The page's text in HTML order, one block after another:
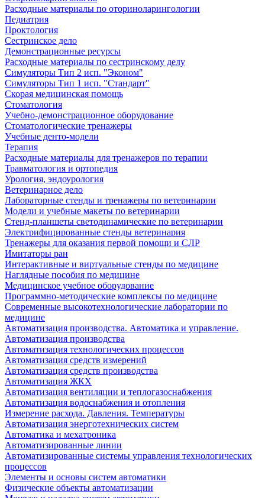
Расходные материалы по оториноларингологии
Педиатрия
Проктология
Сестринское дело
Демонстрационные ресурсы
Расходные материалы по сестринскому делу
Симуляторы Тип 2 исп. "Эконом"
Симуляторы Тип 1 исп. "Стандарт"
Скорая медицинская помощь
Стоматология
Учебно-демонстрационное оборудование
Стоматологические тренажеры
Учебные денто-модели
Терапия
Расходные материалы для тренажеров по терапии
Травматология и ортопедия
Урология, эндоурология
Ветеринарное дело
Лабораторные стенды и тренажеры по ветеринарии
Модели и учебные макеты по ветеринарии
Стенд-планшеты светодинамические по ветеринарии
Электрифицированные стенды ветеринария
Тренажеры для оказания первой помощи и СЛР
Имитаторы ран
Интерактивные и виртуальные стенды по медицине
Наглядные пособия по медицине
Медицинское учебное оборудование
Программно-методические комплексы по медицине
Современные высокотехнологические лаборатории по
медицине
Автоматизация производства. Автоматика и управление.
Автоматизация производства
Автоматизация технологических процессов
Автоматизация средств измерений
Автоматизация средств производства
Автоматизация ЖКХ
Автоматизация вентиляции и теплогазоснабжения
Автоматизация водоснабжения и отопления
Измерение расхода. Давления. Температуры
Автоматизация энерготехнических систем
Автоматика и мехатроника
Автоматизированные линии
Автоматизированные системы управления технологических
процессов
Элементы и основы систем автоматики
Физические объекты автоматизации